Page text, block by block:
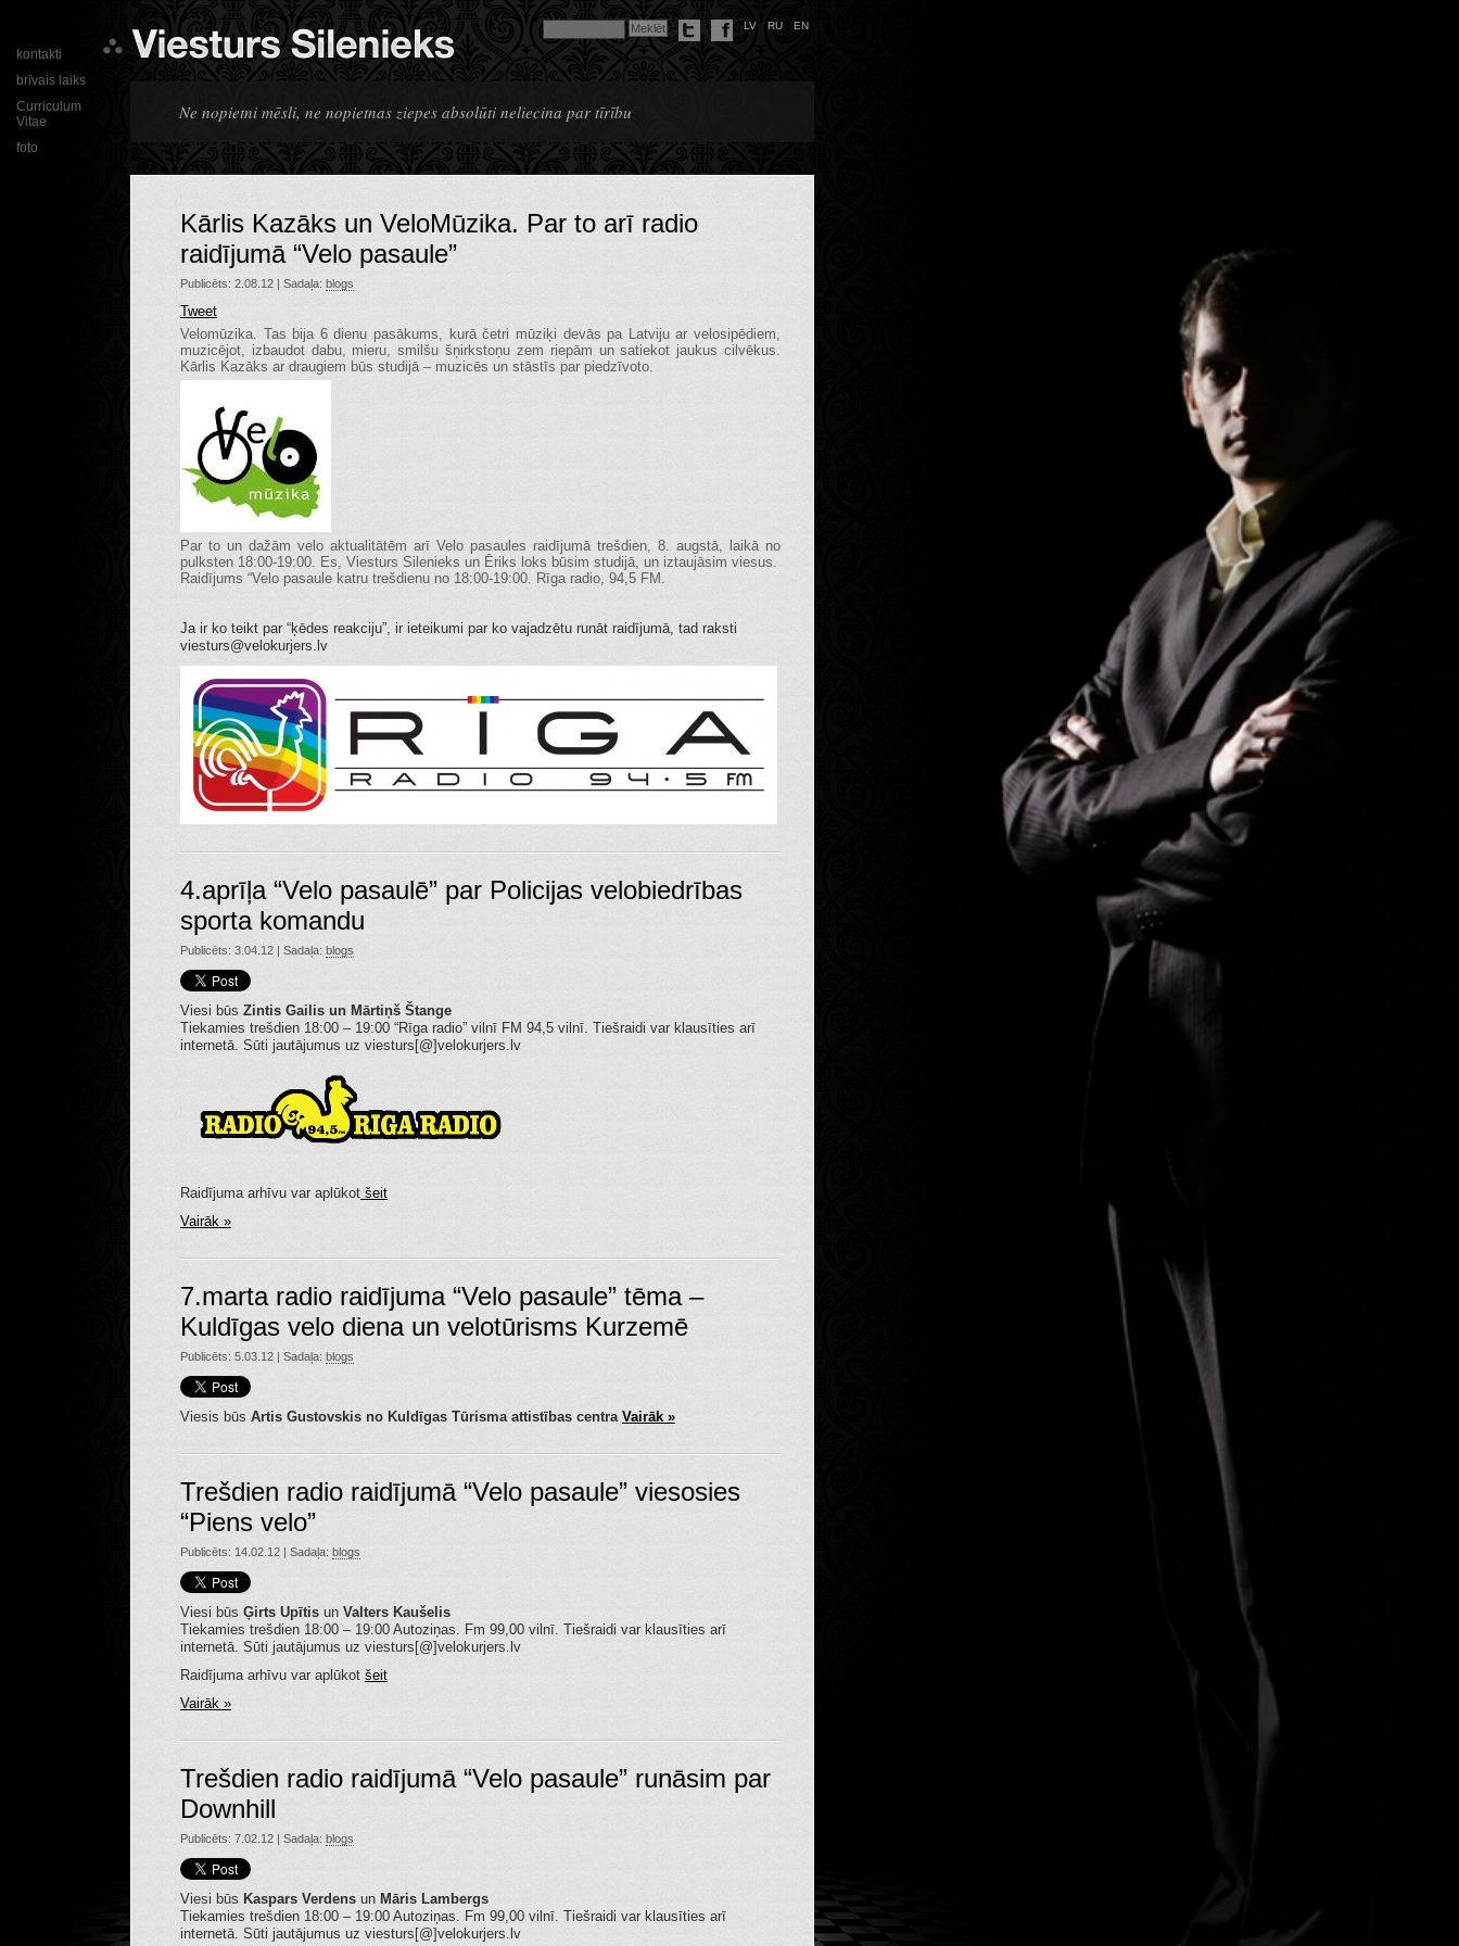
LV RU EN
Ne nopietni mēsli, ne nopietnas ziepes absolūti neliecina par tīrību
kontakti
brīvais laiks
Curriculum
Vitae
foto
Kārlis Kazāks un VeloMūzika. Par to arī radio
raidījumā “Velo pasaule”
Publicēts: 2.08.12 | Sadaļa: blogs
Tweet
Velomūzika. Tas bija 6 dienu pasākums, kurā četri mūziķi devās pa Latviju ar velosipēdiem,
muzicējot, izbaudot dabu, mieru, smilšu šņirkstoņu zem riepām un satiekot jaukus cilvēkus.
Kārlis Kazāks ar draugiem būs studijā – muzicēs un stāstīs par piedzīvoto.
Par to un dažām velo aktualitātēm arī Velo pasaules raidījumā trešdien, 8. augstā, laikā no
pulksten 18:00-19:00. Es, Viesturs Silenieks un Ēriks loks būsim studijā, un iztaujāsim viesus.
Raidījums “Velo pasaule katru trešdienu no 18:00-19:00. Rīga radio, 94,5 FM.
Ja ir ko teikt par “ķēdes reakciju”, ir ieteikumi par ko vajadzētu runāt raidījumā, tad raksti
viesturs@velokurjers.lv
4.aprīļa “Velo pasaulē” par Policijas velobiedrības
sporta komandu
Publicēts: 3.04.12 | Sadaļa: blogs
Viesi būs Zintis Gailis un Mārtiņš Štange
Tiekamies trešdien 18:00 – 19:00 “Rīga radio” vilnī FM 94,5 vilnī. Tiešraidi var klausīties arī
internetā. Sūti jautājumus uz viesturs[@]velokurjers.lv
Raidījuma arhīvu var aplūkot šeit
Vairāk »
7.marta radio raidījuma “Velo pasaule” tēma –
Kuldīgas velo diena un velotūrisms Kurzemē
Publicēts: 5.03.12 | Sadaļa: blogs
Viesis būs Artis Gustovskis no Kuldīgas Tūrisma attistības centra Vairāk »
Trešdien radio raidījumā “Velo pasaule” viesosies
“Piens velo”
Publicēts: 14.02.12 | Sadaļa: blogs
Viesi būs Ģirts Upītis un Valters Kaušelis
Tiekamies trešdien 18:00 – 19:00 Autoziņas. Fm 99,00 vilnī. Tiešraidi var klausīties arī
internetā. Sūti jautājumus uz viesturs[@]velokurjers.lv
Raidījuma arhīvu var aplūkot šeit
Vairāk »
Trešdien radio raidījumā “Velo pasaule” runāsim par
Downhill
Publicēts: 7.02.12 | Sadaļa: blogs
Viesi būs Kaspars Verdens un Māris Lambergs
Tiekamies trešdien 18:00 – 19:00 Autoziņas. Fm 99,00 vilnī. Tiešraidi var klausīties arī
internetā. Sūti jautājumus uz viesturs[@]velokurjers.lv